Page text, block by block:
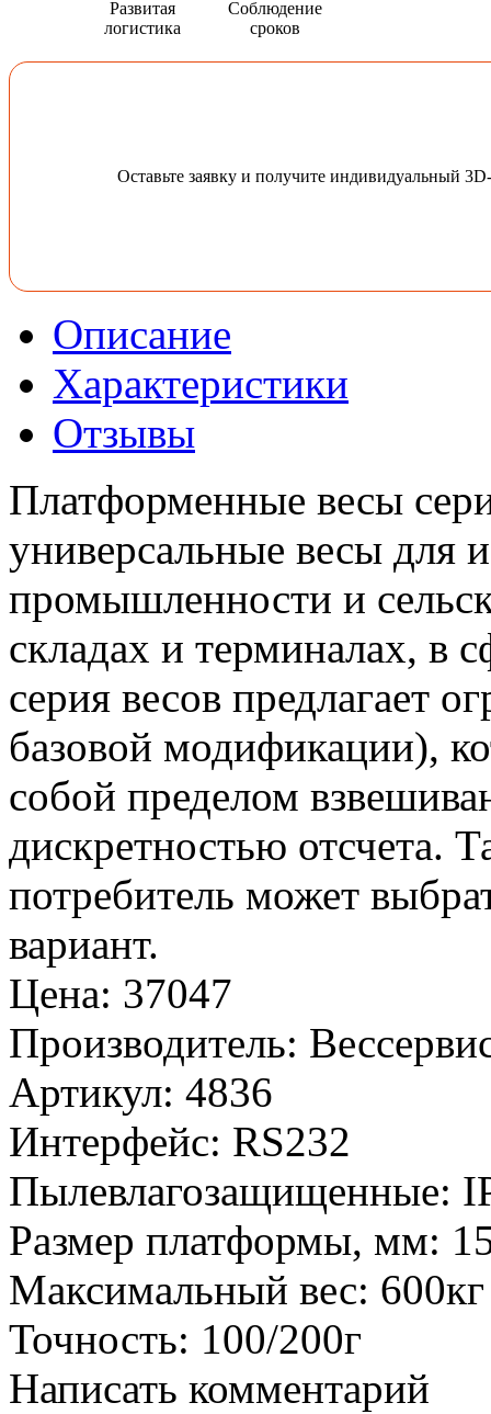
Развитая
логистика
Соблюдение
сроков
Оставьте заявку и получите индивидуальный
Описание
Характеристики
Отзывы
Платформенные весы
универсальные весы для
промышленности и
складах и терминалах, в
серия весов предлагает
базовой модификации),
собой пределом
дискретностью отсчета.
потребитель может
вариант.
Цена: 37047
Производитель:
Артикул: 4836
Интерфейс: RS232
Пылевлагозащищенные:
Размер платформы, мм:
Максимальный вес: 600кг
Точность: 100/200г
Написать комментарий